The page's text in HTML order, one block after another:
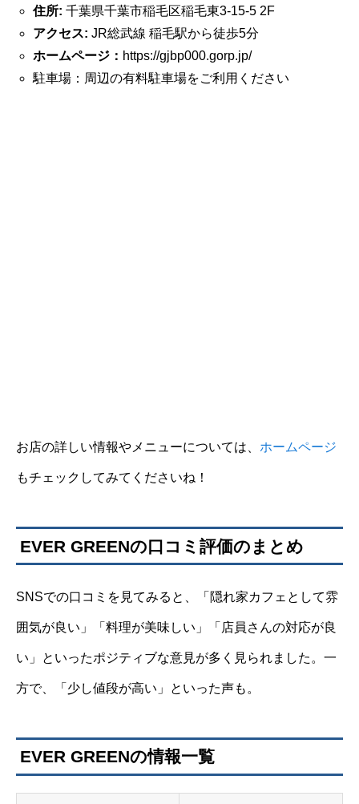
住所: 千葉県千葉市稲毛区稲毛東3-15-5 2F
アクセス: JR総武線 稲毛駅から徒歩5分
ホームページ： https://gjbp000.gorp.jp/
駐車場：周辺の有料駐車場をご利用ください
お店の詳しい情報やメニューについては、 ホームページ
もチェックしてみてくださいね！
EVER GREENの口コミ評価のまとめ
SNSでの口コミを見てみると、「隠れ家カフェとして雰
囲気が良い」「料理が美味しい」「店員さんの対応が良
い」といったポジティブな意見が多く見られました。一
方で、「少し値段が高い」といった声も。
EVER GREENの情報一覧